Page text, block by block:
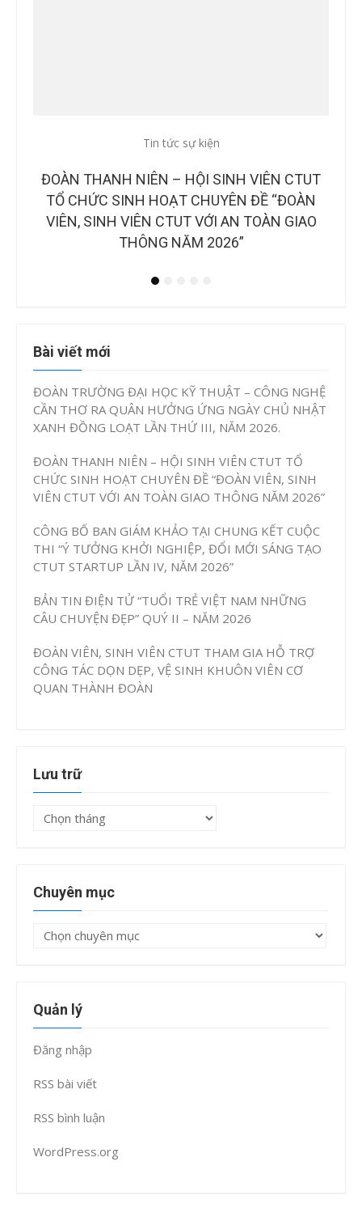
Tin tức sự kiện
CÔNG BỐ BAN GIÁM KHẢO TẠI CHUNG KẾT
CUỘC THI “Ý TƯỞNG KHỞI NGHIỆP, ĐỔI MỚI
SÁNG TẠO CTUT STARTUP LẦN IV, NĂM
2026”
Bài viết mới
ĐOÀN TRƯỜNG ĐẠI HỌC KỸ THUẬT – CÔNG NGHỆ
CẦN THƠ RA QUÂN HƯỞNG ỨNG NGÀY CHỦ NHẬT
XANH ĐỒNG LOẠT LẦN THỨ III, NĂM 2026.
ĐOÀN THANH NIÊN – HỘI SINH VIÊN CTUT TỔ
CHỨC SINH HOẠT CHUYÊN ĐỀ “ĐOÀN VIÊN, SINH
VIÊN CTUT VỚI AN TOÀN GIAO THÔNG NĂM 2026”
CÔNG BỐ BAN GIÁM KHẢO TẠI CHUNG KẾT CUỘC
THI “Ý TƯỞNG KHỞI NGHIỆP, ĐỔI MỚI SÁNG TẠO
CTUT STARTUP LẦN IV, NĂM 2026”
BẢN TIN ĐIỆN TỬ “TUỔI TRẺ VIỆT NAM NHỮNG
CÂU CHUYỆN ĐẸP” QUÝ II – NĂM 2026
ĐOÀN VIÊN, SINH VIÊN CTUT THAM GIA HỖ TRỢ
CÔNG TÁC DỌN DẸP, VỆ SINH KHUÔN VIÊN CƠ
QUAN THÀNH ĐOÀN
Lưu trữ
Lưu
Chuyên mục
Chuyên
Quản lý
Đăng nhập
RSS bài viết
RSS bình luận
WordPress.org